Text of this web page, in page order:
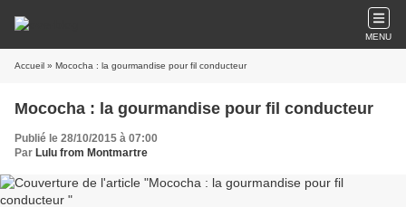
MENU
Accueil » Mococha : la gourmandise pour fil conducteur
Mococha : la gourmandise pour fil conducteur
Publié le 28/10/2015 à 07:00
Par Lulu from Montmartre